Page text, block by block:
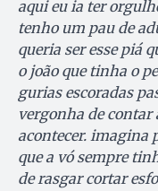
aqui eu ia ter
tenho um pau de
queria ser esse piá
o joão que tinha o
gurias escoradas
vergonha de contar
acontecer. imagina
que a vó sempre
de rasgar cortar